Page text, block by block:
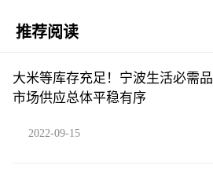
推荐阅读
大米等库存充足！宁波生活必需品
市场供应总体平稳有序
2022-09-15